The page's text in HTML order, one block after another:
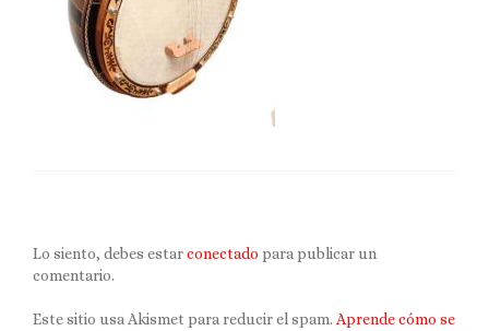
Lo siento, debes estarconectado para publicar un
comentario.
Este sitio usa Akismet para reducir el spam. Aprende cómo se